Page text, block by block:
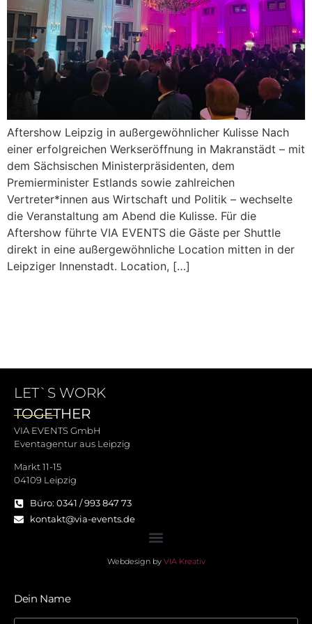
Aftershow Leipzig in außergewöhnlicher Kulisse Nach
einer erfolgreichen Werkseröffnung in Makranstädt – mit
dem Sächsischen Ministerpräsidenten, dem
Premierminister Estlands sowie zahlreichen
Vertreter*innen aus Wirtschaft und Politik – wechselte
die Veranstaltung am Abend die Kulisse. Für die
Aftershow führte VIA EVENTS die Gäste per Shuttle
direkt in eine außergewöhnliche Location mitten in der
Leipziger Innenstadt. Location, […]
LET`S WORK
TOGETHER
VIA EVENTS GmbH
Eventagentur aus Leipzig
Markt 11-15
04109 Leipzig
Büro: 0341 / 993 847 73
kontakt@via-events.de
Webdesign by VIA Kreativ
Dein Name